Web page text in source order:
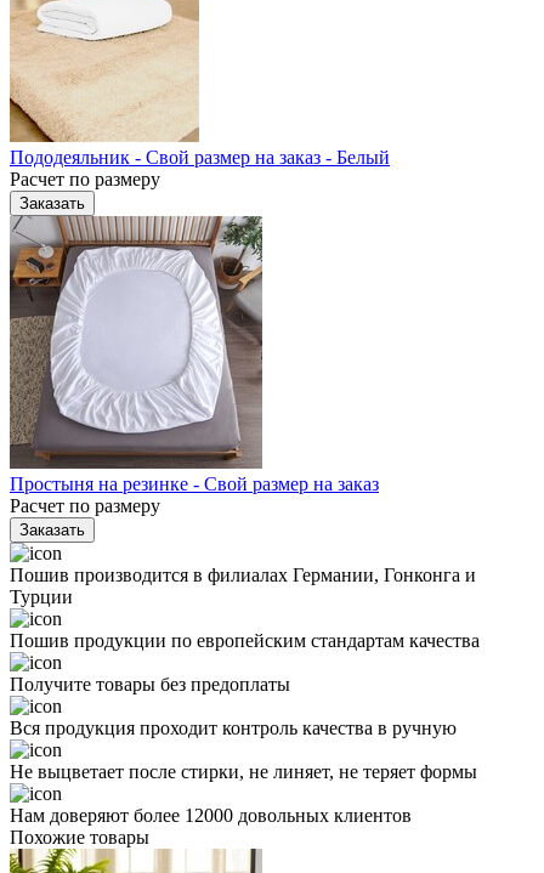
Пододеяльник - Свой размер на заказ - Белый
Расчет по размеру
Заказать
Простыня на резинке - Свой размер на заказ
Расчет по размеру
Заказать
Пошив производится в филиалах Германии, Гонконга и
Турции
Пошив продукции по европейским стандартам качества
Получите товары без предоплаты
Вся продукция проходит контроль качества в ручную
Не выцветает после стирки, не линяет, не теряет формы
Нам доверяют более 12000 довольных клиентов
Похожие товары